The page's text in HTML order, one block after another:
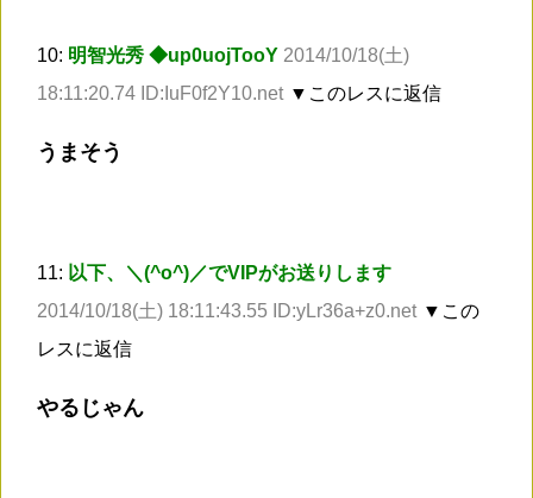
10: 明智光秀 ◆up0uojTooY 2014/10/18(土)
18:11:20.74 ID:IuF0f2Y10.net ▼このレスに返信
うまそう
11: 以下、＼(^o^)／でVIPがお送りします
2014/10/18(土) 18:11:43.55 ID:yLr36a+z0.net ▼この
レスに返信
やるじゃん